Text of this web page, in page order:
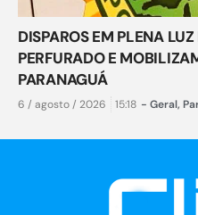
DISPAROS EM PLENA
PERFURADO E
PARANAGUÁ
6 / agosto / 2026 15:18 - Geral,